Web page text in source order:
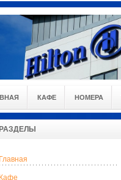
КАФЕ НОМЕРА
РАЗДЕЛЫ
Главная
Кафе